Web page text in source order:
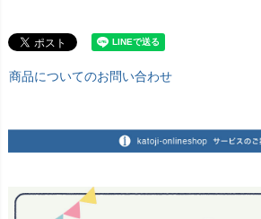
商品についてのお問い合わせ